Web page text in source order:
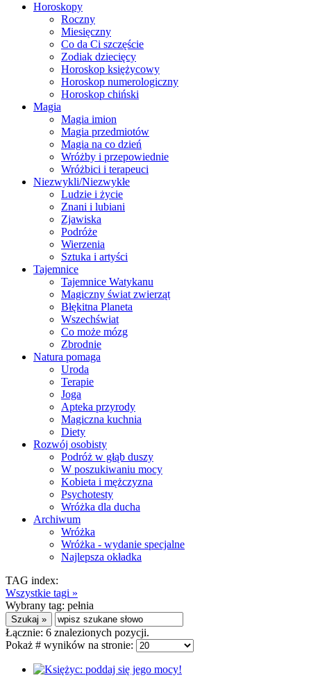
Horoskopy
Roczny
Miesięczny
Co da Ci szczęście
Zodiak dziecięcy
Horoskop księżycowy
Horoskop numerologiczny
Horoskop chiński
Magia
Magia imion
Magia przedmiotów
Magia na co dzień
Wróżby i przepowiednie
Wróżbici i terapeuci
Niezwykli/Niezwykłe
Ludzie i życie
Znani i lubiani
Zjawiska
Podróże
Wierzenia
Sztuka i artyści
Tajemnice
Tajemnice Watykanu
Magiczny świat zwierząt
Błękitna Planeta
Wszechświat
Co może mózg
Zbrodnie
Natura pomaga
Uroda
Terapie
Joga
Apteka przyrody
Magiczna kuchnia
Diety
Rozwój osobisty
Podróż w głąb duszy
W poszukiwaniu mocy
Kobieta i mężczyzna
Psychotesty
Wróżka dla ducha
Archiwum
Wróżka
Wróżka - wydanie specjalne
Najlepsza okładka
TAG index:
Wszystkie tagi »
Wybrany tag: pełnia
Łącznie: 6 znalezionych pozycji.
Pokaż # wyników na stronie: